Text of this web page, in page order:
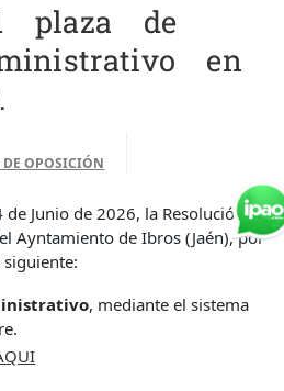
plaza de
en
OPOSICIÓN
de Junio de 2026, la Resolución
Ayntamiento de Ibros (Jaén), por
siguiente:
, mediante el sistema